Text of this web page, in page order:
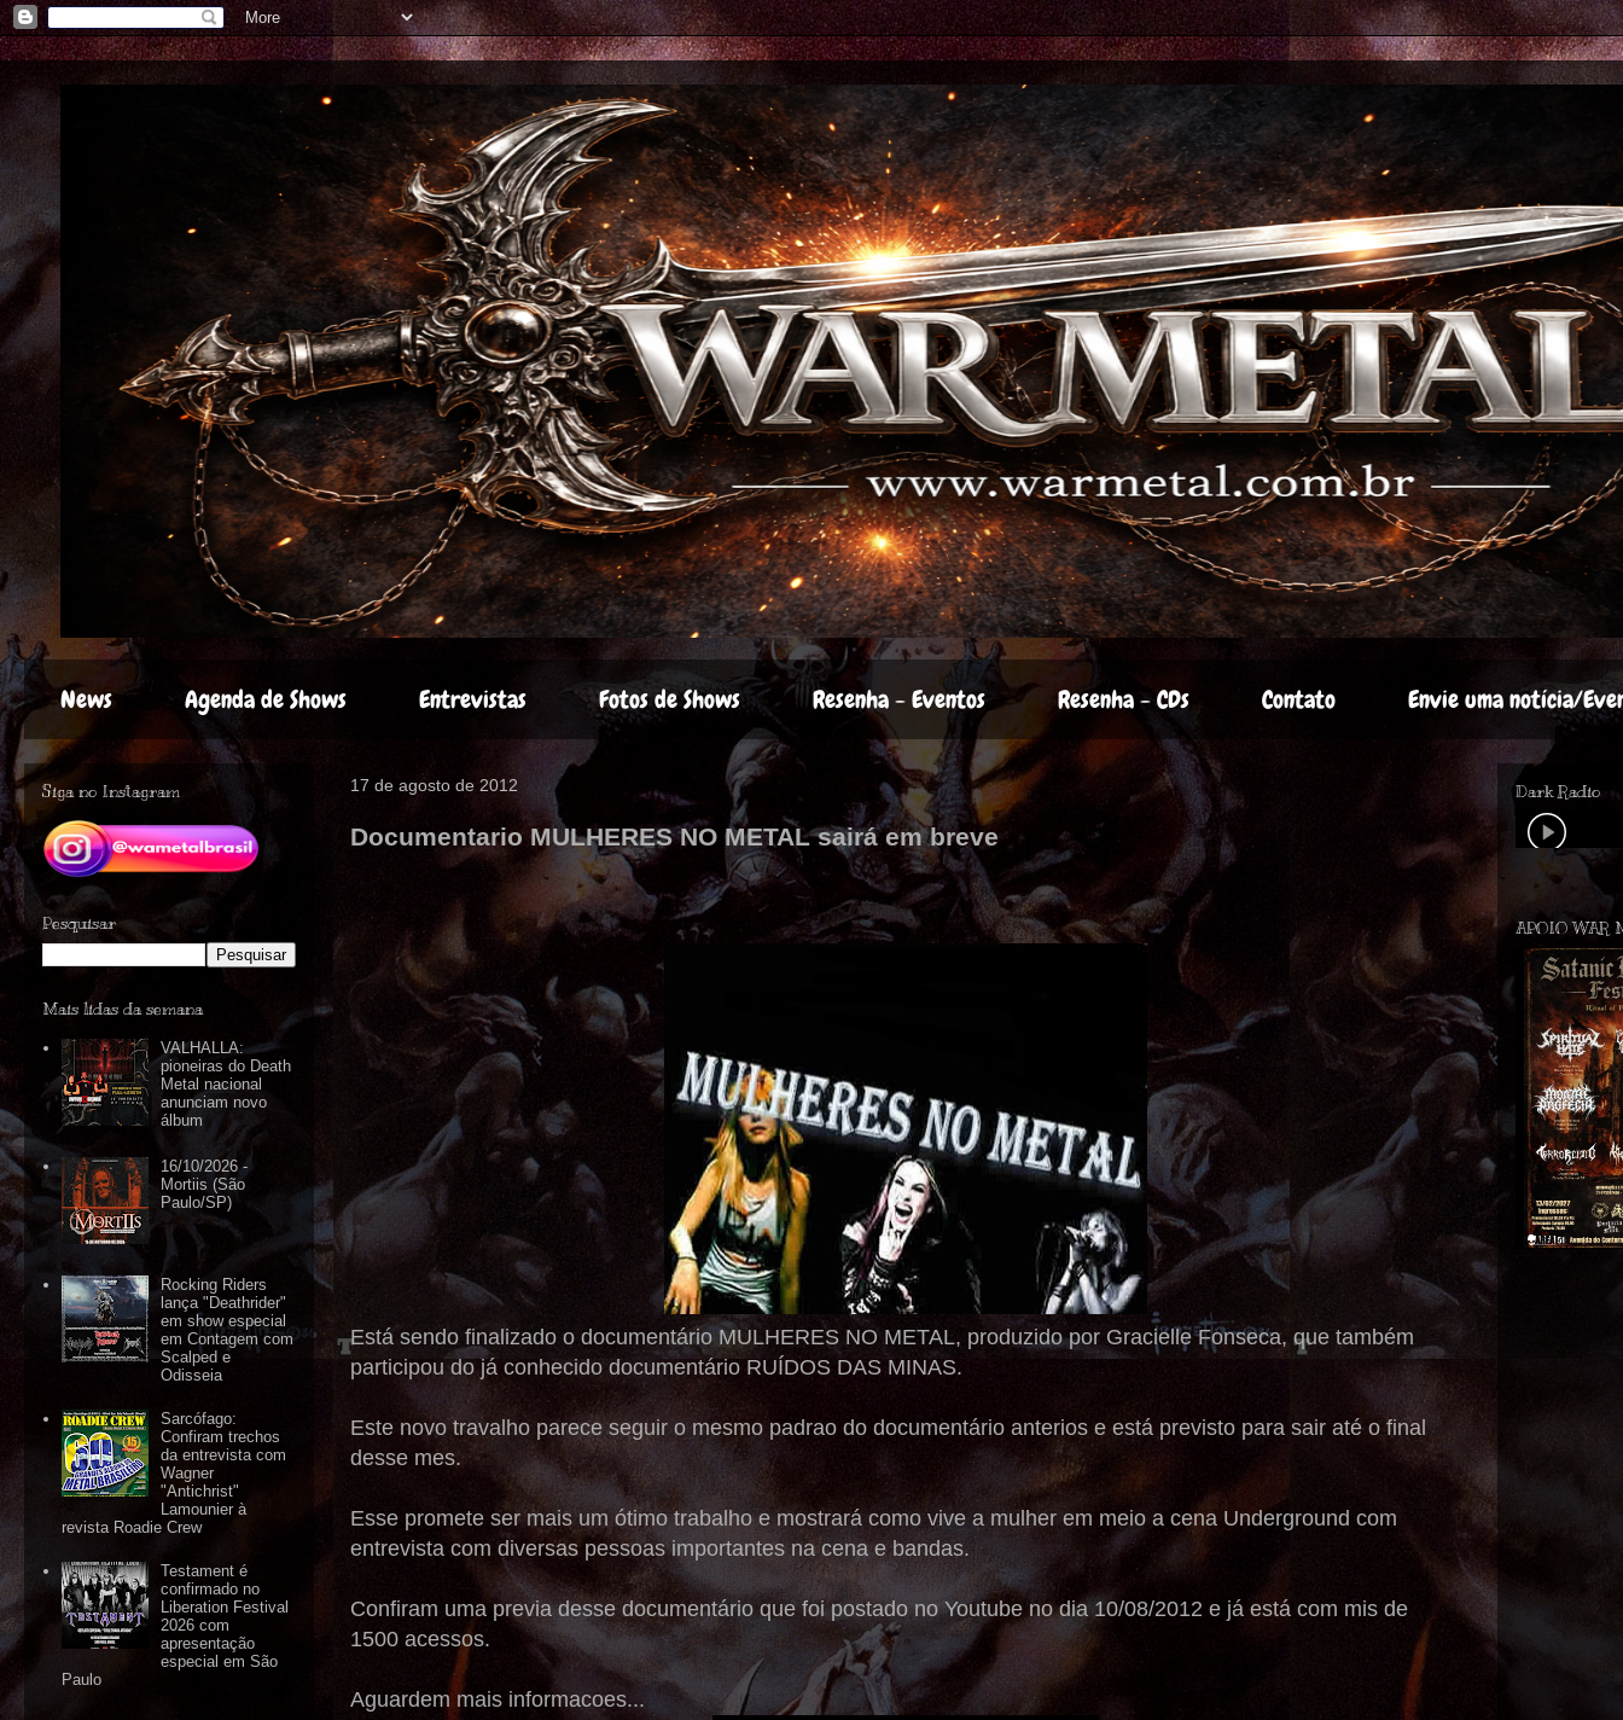
News Agenda de Shows Entrevistas Fotos de Shows Resenha - Eventos Resenha - CDs Contato Envie uma notícia/
17 de agosto de 2012
Documentario MULHERES NO METAL sairá em breve
Está sendo finalizado o documentário MULHERES NO METAL, produzido por Gracielle Fonseca, que também
participou do já conhecido documentário RUÍDOS DAS MINAS.
Este novo travalho parece seguir o mesmo padrao do documentário anterios e está previsto para sair até o final
desse mes.
Esse promete ser mais um ótimo trabalho e mostrará como vive a mulher em meio a cena Underground com
entrevista com diversas pessoas importantes na cena e bandas.
Confiram uma previa desse documentário que foi postado no Youtube no dia 10/08/2012 e já está com mis de
1500 acessos.
Aguardem mais informacoes...
Siga no Instagram
Pesquisar
Mais lidas da semana
VALHALLA:
pioneiras do Death
Metal nacional
anunciam novo
álbum
16/10/2026 -
Mortiis (São
Paulo/SP)
Rocking Riders
lança "Deathrider"
em show especial
em Contagem com
Scalped e
Odisseia
Sarcófago:
Confiram trechos
da entrevista com
Wagner
"Antichrist"
Lamounier à
revista Roadie Crew
Testament é
confirmado no
Liberation Festival
2026 com
apresentação
especial em São
Paulo
Dark Radio
APOIO WAR